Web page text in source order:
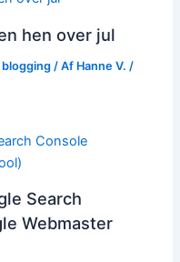
hen over jul
blogging / Af Hanne V. /
Search
Webmaster